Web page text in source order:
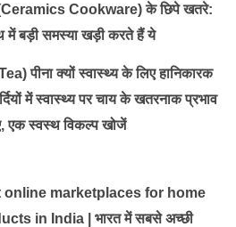
मिनट करें ये काम, बढ़ेगी आंखों की
स्ट्रेन, नजरों का कमजोर होना,
आने की शिकायत हो तो इसे हल्के में
स्पेशियलिस्ट डॉक्टर से मिलें।
चल पाएगा कि असली दिक्कत कहां
की सुरक्षा कर पाएंगे।
Cookware) के छिपे खतरे:
में बड़ी समस्या खड़ी करते हैं ये
पीना क्यों स्वास्थ्य के लिए हानिकारक
में स्वास्थ्य पर चाय के खतरनाक प्रभाव
एक स्वस्थ विकल्प खोजें
online marketplaces for home
in India | भारत में सबसे अच्छी